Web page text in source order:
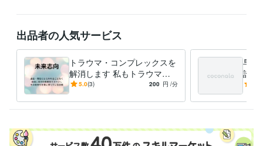
出品者の人気サービス
トラウマ・コンプレックスを
解消します 私もトラウマ持
ちでした、その経験を生かし
5.0(3) 200 円 /分
早朝
誰も
分〜